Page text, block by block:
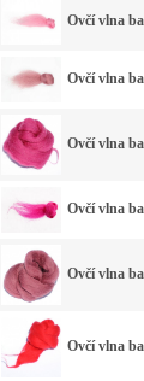
Ovčí vlna
Ovčí vlna
Ovčí vlna
Ovčí vlna
Ovčí vlna
Ovčí vlna